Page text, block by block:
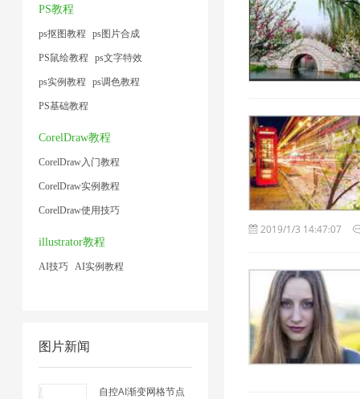
PS教程
ps抠图教程 ps图片合成
PS鼠绘教程 ps文字特效
ps实例教程 ps调色教程
PS基础教程
CorelDraw教程
CorelDraw入门教程
CorelDraw实例教程
CorelDraw使用技巧
illustrator教程
AI技巧 AI实例教程
图片新闻
自控AI渐变网格节点
2019/1/3 14:47:07